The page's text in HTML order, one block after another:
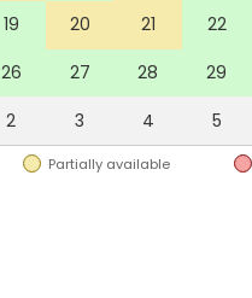
käyttöönsä joko
valita kahdesta
LINKKI
19 20 21 22
26 27 28 29
2 3 4 5
Partially available